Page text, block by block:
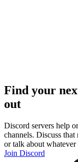
Find your
out
Discord servers help
channels. Discuss that
or talk about
Join Discord